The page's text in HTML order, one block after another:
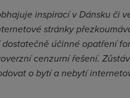
inspirací v Dánsku či
stránky
účinné opatření
cenzurní řešení.
o bytí a nebytí